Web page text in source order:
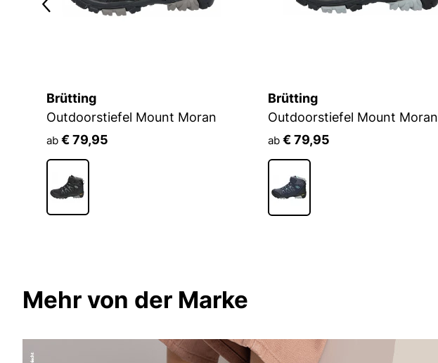
Brütting
Outdoorstiefel Mount Moran
ab € 79,95
Brütting
Outdoorstiefel Mount Moran
ab € 79,95
Mehr von der Marke